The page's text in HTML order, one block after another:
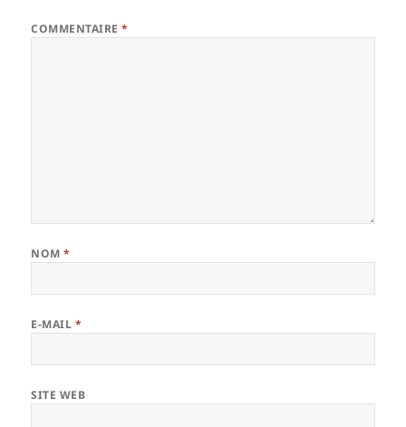
COMMENTAIRE*
NOM*
E-MAIL *
SITE WEB